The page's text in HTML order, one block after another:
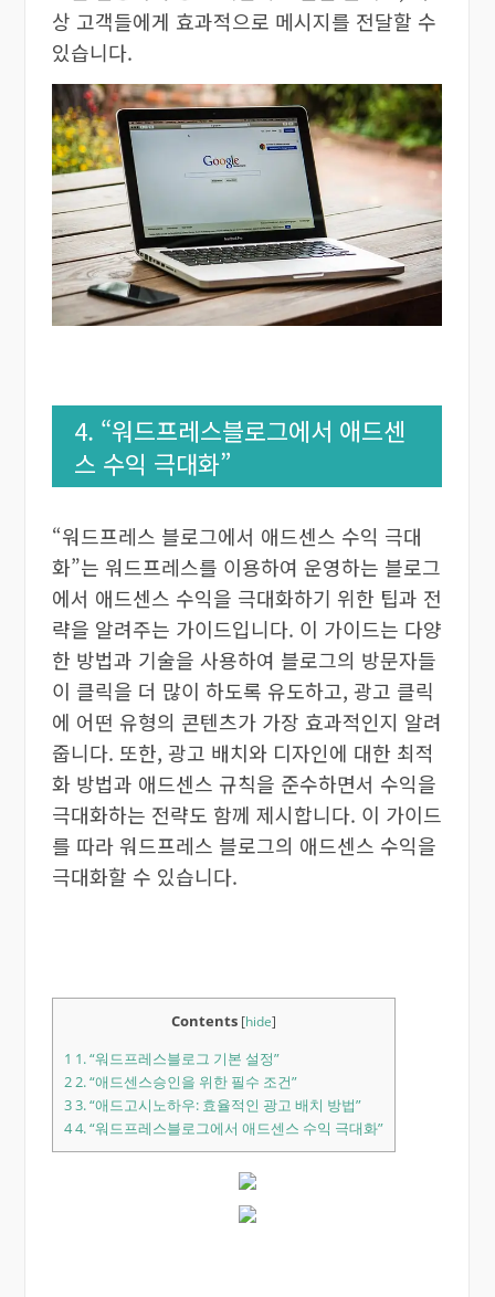
상 고객들에게 효과적으로 메시지를 전달할 수
있습니다.
4. “워드프레스블로그에서 애드센
스 수익 극대화”
“워드프레스 블로그에서 애드센스 수익 극대
화”는 워드프레스를 이용하여 운영하는 블로그
에서 애드센스 수익을 극대화하기 위한 팁과 전
략을 알려주는 가이드입니다. 이 가이드는 다양
한 방법과 기술을 사용하여 블로그의 방문자들
이 클릭을 더 많이 하도록 유도하고, 광고 클릭
에 어떤 유형의 콘텐츠가 가장 효과적인지 알려
줍니다. 또한, 광고 배치와 디자인에 대한 최적
화 방법과 애드센스 규칙을 준수하면서 수익을
극대화하는 전략도 함께 제시합니다. 이 가이드
를 따라 워드프레스 블로그의 애드센스 수익을
극대화할 수 있습니다.
Contents [hide]
1 1. “워드프레스블로그 기본 설정”
22. “애드센스승인을 위한 필수 조건”
33. “애드고시노하우: 효율적인 광고 배치 방법”
44. “워드프레스블로그에서 애드센스 수익 극대화”